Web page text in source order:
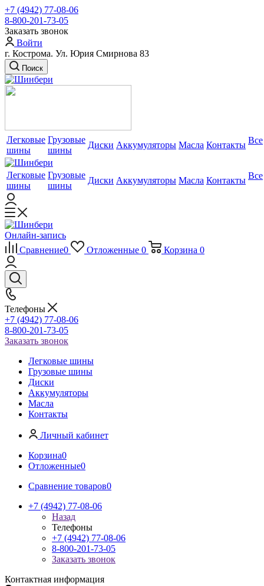
+7 (4942) 77-08-06
8-800-201-73-05
Заказать звонок
Войти
г. Кострома. Ул. Юрия Смирнова 83
Поиск
Легковые
шины
Грузовые
шины
Диски Аккумуляторы Масла Контакты Все
Легковые
шины
Грузовые
шины
Диски Аккумуляторы Масла Контакты Все
Онлайн-запись
Сравнение0 Отложенные 0 Корзина 0
Телефоны
+7 (4942) 77-08-06
8-800-201-73-05
Заказать звонок
Легковые шины
Грузовые шины
Диски
Аккумуляторы
Масла
Контакты
Личный кабинет
Корзина0
Отложенные0
Сравнение товаров0
+7 (4942) 77-08-06
Назад
Телефоны
+7 (4942) 77-08-06
8-800-201-73-05
Заказать звонок
Контактная информация